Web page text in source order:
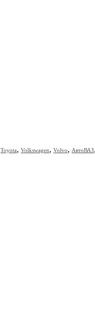
Toyota, Volkswagen, Volvo, АвтоВАЗ,